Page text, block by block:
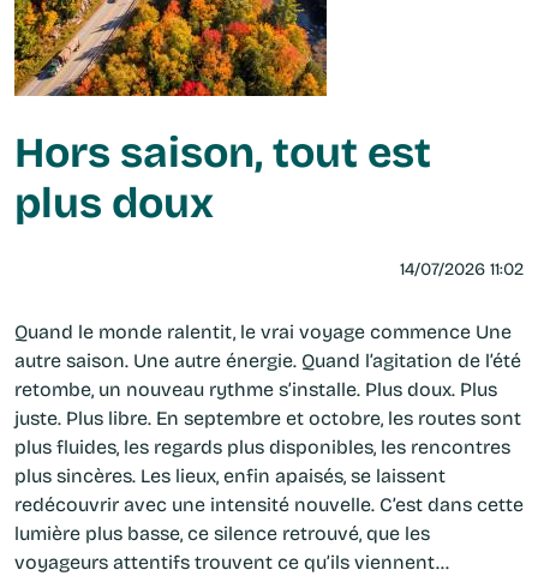
Hors saison, tout est
plus doux
14/07/2026 11:02
Quand le monde ralentit, le vrai voyage commence Une
autre saison. Une autre énergie. Quand l’agitation de l’été
retombe, un nouveau rythme s’installe. Plus doux. Plus
juste. Plus libre. En septembre et octobre, les routes sont
plus fluides, les regards plus disponibles, les rencontres
plus sincères. Les lieux, enfin apaisés, se laissent
redécouvrir avec une intensité nouvelle. C’est dans cette
lumière plus basse, ce silence retrouvé, que les
voyageurs attentifs trouvent ce qu’ils viennent...